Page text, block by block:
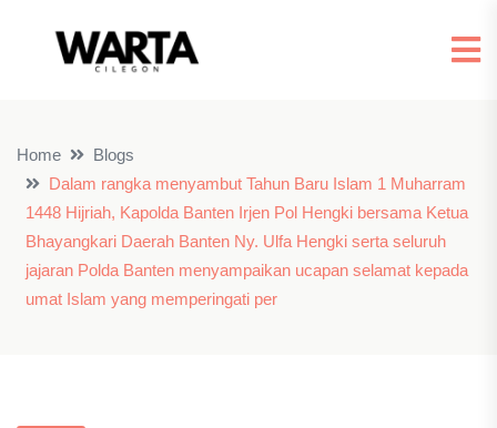
Home
Blogs
Dalam rangka menyambut Tahun Baru Islam 1 Muharram
1448 Hijriah, Kapolda Banten Irjen Pol Hengki bersama Ketua
Bhayangkari Daerah Banten Ny. Ulfa Hengki serta seluruh
jajaran Polda Banten menyampaikan ucapan selamat kepada
umat Islam yang memperingati per